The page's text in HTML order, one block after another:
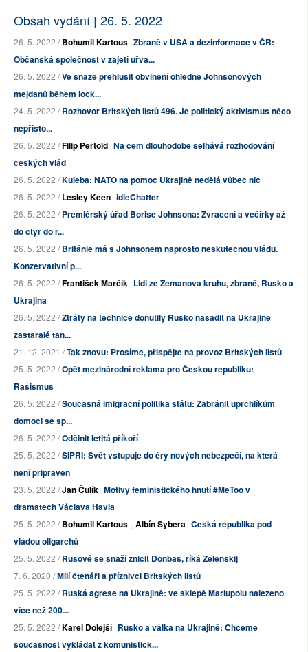
Obsah vydání | 26. 5. 2022
26. 5. 2022 /Bohumil Kartous Zbraně v USA a dezinformace v ČR:
Občanská společnost v zajetí uřva...
26. 5. 2022 /Ve snaze přehlušit obvinění ohledně Johnsonových
mejdanů během lock...
24. 5. 2022 /Rozhovor Britských listů 496. Je politický aktivismus něco
nepřísto...
26. 5. 2022 /Filip Pertold Na čem dlouhodobě selhává rozhodování
českých vlád
26. 5. 2022 /Kuleba: NATO na pomoc Ukrajině nedělá vůbec nic
26. 5. 2022 /Lesley Keen idleChatter
26. 5. 2022 /Premiérský úřad Borise Johnsona: Zvracení a večírky až
do čtyř do r...
26. 5. 2022 /Británie má s Johnsonem naprosto neskutečnou vládu.
Konzervativní p...
26. 5. 2022 /František Marčík Lidi ze Zemanova kruhu, zbraně, Rusko a
Ukrajina
26. 5. 2022 /Ztráty na technice donutily Rusko nasadit na Ukrajině
zastaralé tan...
21. 12. 2021 /Tak znovu: Prosíme, přispějte na provoz Britských listů
25. 5. 2022 /Opět mezinárodní reklama pro Českou republiku:
Rasismus
26. 5. 2022 /Současná imigrační politika státu: Zabránit uprchlíkům
domoci se sp...
26. 5. 2022 /Odčinit letitá příkoří
25. 5. 2022 /SIPRI: Svět vstupuje do éry nových nebezpečí, na která
není připraven
23. 5. 2022 /Jan Čulík Motivy feministického hnutí #MeToo v
dramatech Václava Havla
25. 5. 2022 /Bohumil Kartous , Albín Sybera Česká republika pod
vládou oligarchů
25. 5. 2022 /Rusové se snaží zničit Donbas, říká Zelenskij
7. 6. 2020 /Milí čtenáři a příznivci Britských listů
25. 5. 2022 /Ruská agrese na Ukrajině: ve sklepě Mariupolu nalezeno
více než 200...
25. 5. 2022 /Karel Dolejší Rusko a válka na Ukrajině: Chceme
současnost vykládat z komunistick...